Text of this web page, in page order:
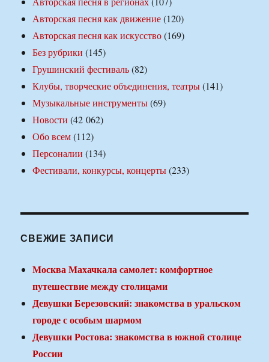
Авторская песня как движение(120)
Авторская песня как искусство(169)
Без рубрики (145)
Грушинский фестиваль(82)
Клубы, творческие объединения, театры(141)
Музыкальные инструменты(69)
Новости (42 062)
Обо всем(112)
Персоналии (134)
Фестивали, конкурсы, концерты(233)
СВЕЖИЕ ЗАПИСИ
Москва Махачкала самолет: комфортное
путешествие между столицами
Девушки Березовский: знакомства в уральском
городе с особым шармом
Девушки Ростова: знакомства в южной столице
России